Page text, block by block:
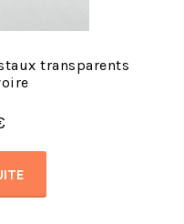
transparents